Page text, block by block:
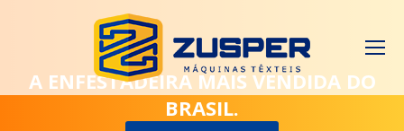
A ENFESTADEIRA MAIS VENDIDA DO
BRASIL.